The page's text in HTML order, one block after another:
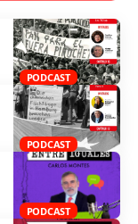
PODCAST
PODCAST
PODCAST